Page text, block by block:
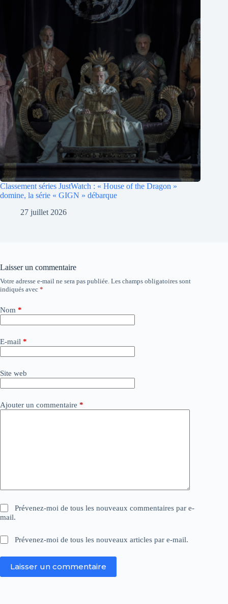
Classement séries JustWatch : « House of the Dragon »
domine, la série « GIGN » débarque
27 juillet 2026
Laisser un commentaire
Votre adresse e-mail ne sera pas publiée. Les champs obligatoires sont
indiqués avec *
Nom *
E-mail *
Site web
Ajouter un commentaire *
Prévenez-moi de tous les nouveaux commentaires par e-
mail.
Prévenez-moi de tous les nouveaux articles par e-mail.
Laisser un commentaire
A
l
e
n
t
i
e